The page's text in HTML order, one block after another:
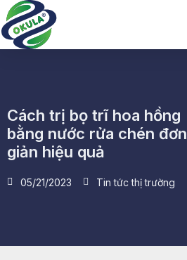
Cách trị bọ trĩ hoa hồng
bằng nước rửa chén đơn
giản hiệu quả
05/21/2023 Tin tức thị trường